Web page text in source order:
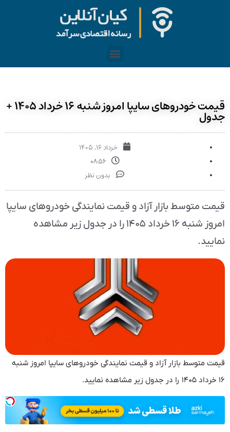
قیمت خودرو‌های سایپا امروز شنبه ۱۶ خرداد ۱۴۰۵ +
جدول
خرداد ۱۶, ۱۴۰۵
۰۸:۵۶
بدون نظر
قیمت متوسط بازار آزاد و قیمت نمایندگی خودرو‌های سایپا
امروز شنبه ۱۶ خرداد ۱۴۰۵ را در جدول زیر مشاهده
نمایید.
قیمت متوسط بازار آزاد و قیمت نمایندگی خودرو‌های سایپا امروز شنبه
۱۶ خرداد ۱۴۰۵ را در جدول زیر مشاهده نمایید.